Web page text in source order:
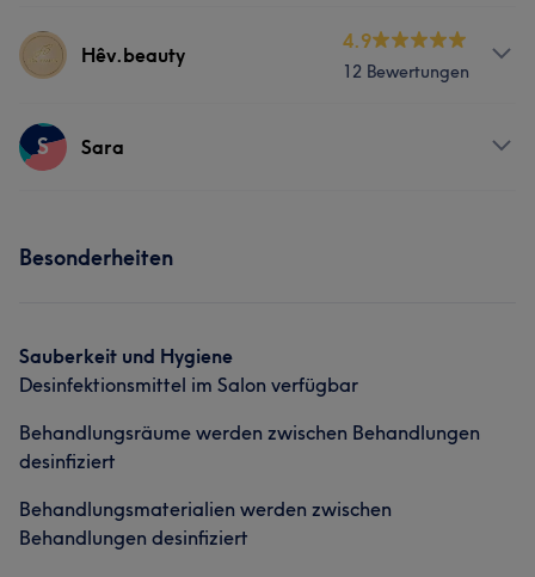
Services
Hêv.beauty
4.9
12 Bewertungen
Services
S Sara
Besonderheiten
Sauberkeit und Hygiene
Desinfektionsmittel im Salon verfügbar
Behandlungsräume werden zwischen Behandlungen
desinfiziert
Behandlungsmaterialien werden zwischen
Behandlungen desinfiziert